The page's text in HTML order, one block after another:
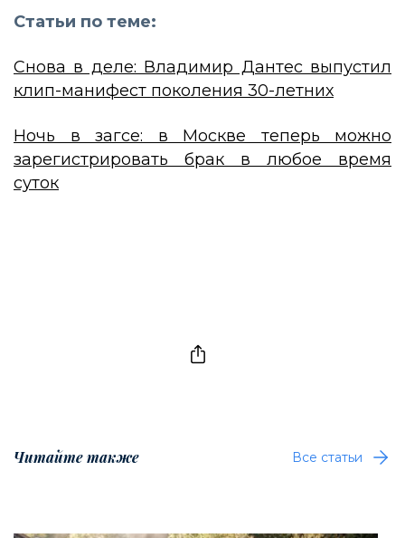
Статьи по теме:
Снова в деле: Владимир Дантес выпустил
клип-манифест поколения 30-летних
Ночь в загсе: в Москве теперь можно
зарегистрировать брак в любое время
суток
Читайте также Все статьи